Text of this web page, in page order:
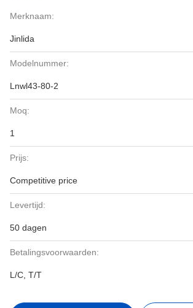
Merknaam:
Jinlida
Modelnummer:
Lnwl43-80-2
Moq:
1
Prijs:
Competitive price
Levertijd:
50 dagen
Betalingsvoorwaarden:
L/C, T/T